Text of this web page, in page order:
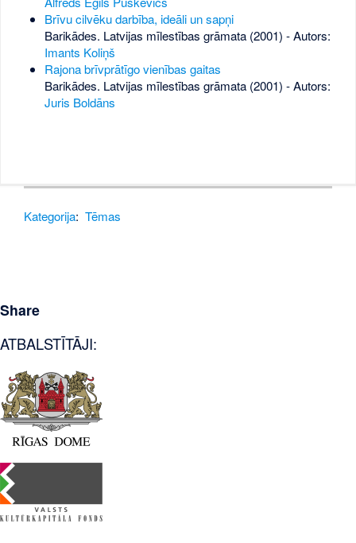
Brīvu cilvēku darbība, ideāli un sapņi
Barikādes. Latvijas mīlestības grāmata (2001) - Autors:
Imants Koliņš
Rajona brīvprātīgo vienības gaitas
Barikādes. Latvijas mīlestības grāmata (2001) - Autors:
Juris Boldāns
Kategorija: Tēmas
Share
ATBALSTĪTĀJI: